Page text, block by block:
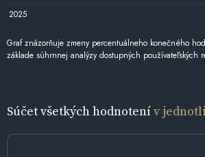
2025
Graf znázorňuje zmeny percentuálneho konečného
základe súhrnnej analýzy dostupných používateľských
Súčet všetkých hodnotenív